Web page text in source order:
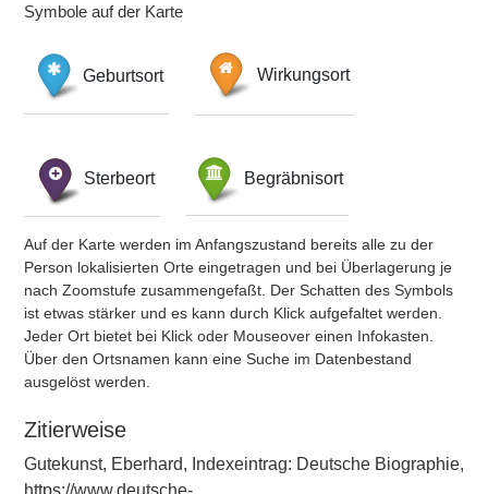
Symbole auf der Karte
Geburtsort Wirkungsort
Sterbeort Begräbnisort
Auf der Karte werden im Anfangszustand bereits alle zu der
Person lokalisierten Orte eingetragen und bei Überlagerung je
nach Zoomstufe zusammengefaßt. Der Schatten des Symbols
ist etwas stärker und es kann durch Klick aufgefaltet werden.
Jeder Ort bietet bei Klick oder Mouseover einen Infokasten.
Über den Ortsnamen kann eine Suche im Datenbestand
ausgelöst werden.
Zitierweise
Gutekunst, Eberhard, Indexeintrag: Deutsche Biographie,
https://www.deutsche-